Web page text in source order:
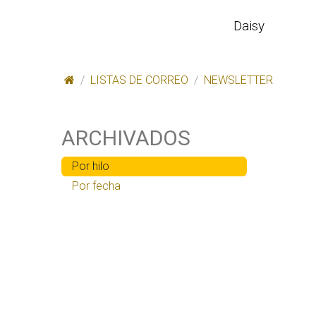
Daisy
LISTAS DE CORREO NEWSLETTER
ARCHIVADOS
Por hilo
Por fecha